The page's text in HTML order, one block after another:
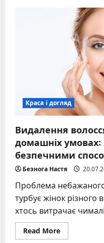
прикус:
методи
лікування
повернення
гармонійної
посмішки
Краса і догляд
Видалення
домашніх умовах:
безпечними
Безнога Настя
Проблема
турбує жінок різного
хтось витрачає
Read MoreRead
more